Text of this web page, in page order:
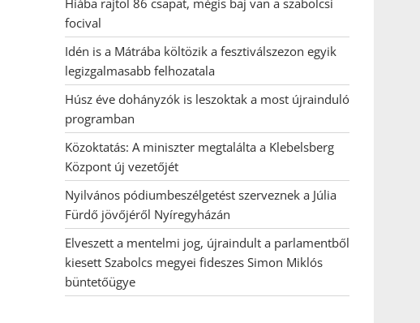
Hiába rajtol 86 csapat, mégis baj van a szabolcsi
focival
Idén is a Mátrába költözik a fesztiválszezon egyik
legizgalmasabb felhozatala
Húsz éve dohányzók is leszoktak a most újrainduló
programban
Közoktatás: A miniszter megtalálta a Klebelsberg
Központ új vezetőjét
Nyilvános pódiumbeszélgetést szerveznek a Júlia
Fürdő jövőjéről Nyíregyházán
Elveszett a mentelmi jog, újraindult a parlamentből
kiesett Szabolcs megyei fideszes Simon Miklós
büntetőügye